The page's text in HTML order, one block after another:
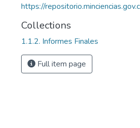
https://
Collections
1.1.2. Informes Finales
Full item page